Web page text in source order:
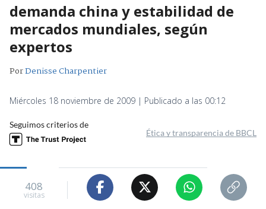
demanda china y estabilidad de
mercados mundiales, según
expertos
PorDenisse Charpentier
Miércoles 18 noviembre de 2009 | Publicado a las 00:12
Seguimos criterios de
Ética y transparencia de BBCL
408
visitas